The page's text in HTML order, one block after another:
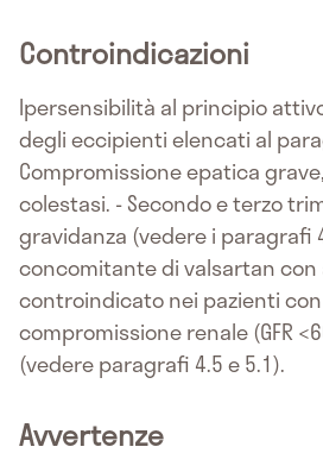
Controindicazioni
Ipersensibilità al principio
degli eccipienti elencati al
Compromissione epatica
colestasi. - Secondo e terzo
gravidanza (vedere i paragrafi
concomitante di valsartan con
controindicato nei pazienti
compromissione renale (GFR
(vedere paragrafi 4.5 e 5.1).
Avvertenze